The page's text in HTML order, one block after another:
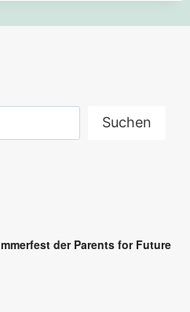
Suchen
der Parents for Future